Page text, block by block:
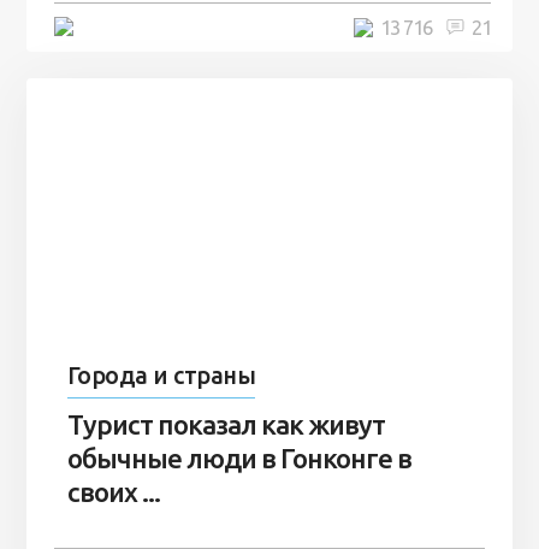
21
13 716
Города и страны
Турист показал как живут
обычные люди в Гонконге в
своих ...